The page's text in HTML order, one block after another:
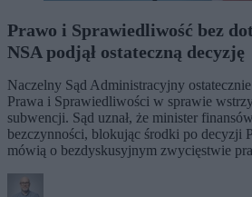
Prawo i Sprawiedliwość bez
NSA podjął ostateczną decyzję
Naczelny Sąd Administracyjny
Prawa i Sprawiedliwości w sprawie
subwencji. Sąd uznał, że minister
bezczynności, blokując środki po decyzji
mówią o bezdyskusyjnym zwycięstwie